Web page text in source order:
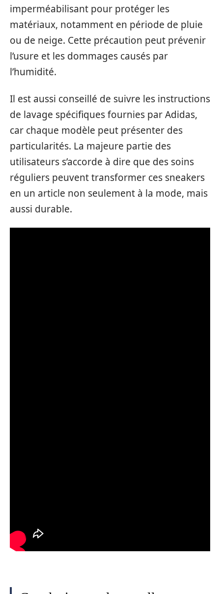
imperméabilisant pour protéger les
matériaux, notamment en période de pluie
ou de neige. Cette précaution peut prévenir
l’usure et les dommages causés par
l’humidité.
Il est aussi conseillé de suivre les instructions
de lavage spécifiques fournies par Adidas,
car chaque modèle peut présenter des
particularités. La majeure partie des
utilisateurs s’accorde à dire que des soins
réguliers peuvent transformer ces sneakers
en un article non seulement à la mode, mais
aussi durable.